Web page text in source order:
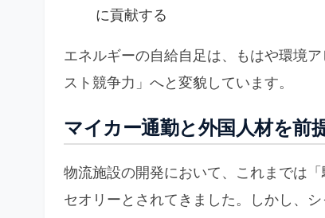
に貢献する
エネルギーの自給自足は、もはや環境
スト競争力」へと変貌しています。
マイカー通勤と外国人材を前
物流施設の開発において、これまでは
セオリーとされてきました。しかし、